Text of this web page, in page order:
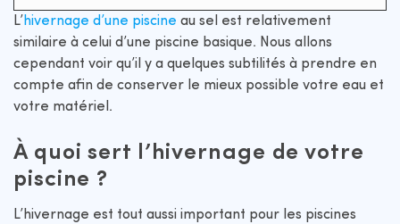
L’ hivernage d’une piscine au sel est relativement
similaire à celui d’une piscine basique. Nous allons
cependant voir qu’il y a quelques subtilités à prendre en
compte afin de conserver le mieux possible votre eau et
votre matériel.
À quoi sert l’hivernage de votre
piscine ?
L’hivernage est tout aussi important pour les piscines